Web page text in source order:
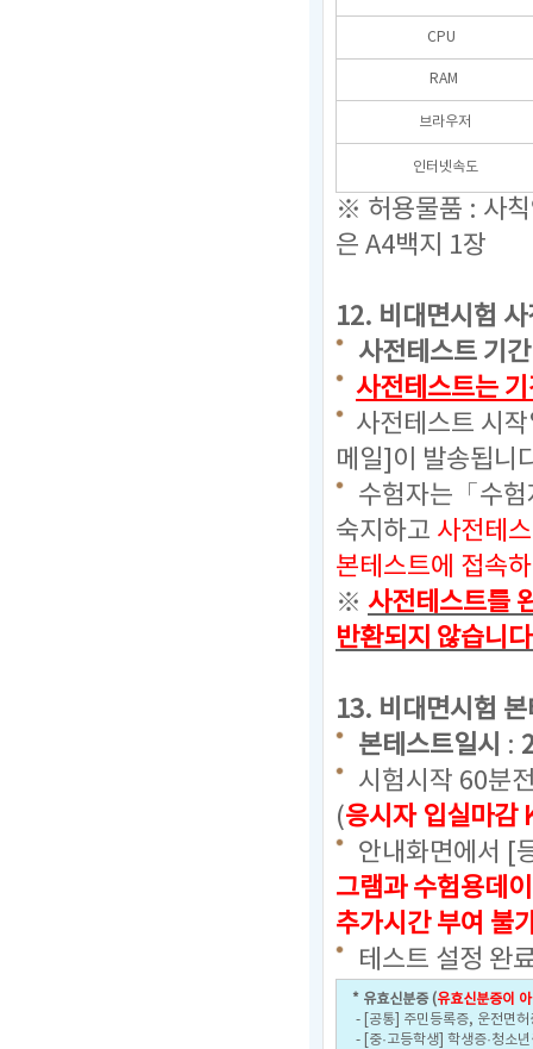
CPU
RAM
브라우저
인터넷속도
※ 허용물품 : 사칙
은 A4백지 1장
12. 비대면시험
사전테스트 기
사전테스트는
사전테스트 시
메일]이 발송됩니
수험자는「수
숙지하고 사전테
본테스트에 접속
※ 사전테스트를
반환되지 않습니
13. 비대면시험
본테스트일시 :
시험시작 60분
(응시자 입실마감
안내화면에서 [
그램과 수험용데
추가시간 부여 불
테스트 설정 완
* 유효신분증 (유효신분증이
- [공통] 주민등록증, 운전면
- [중·고등학생] 학생증·청소